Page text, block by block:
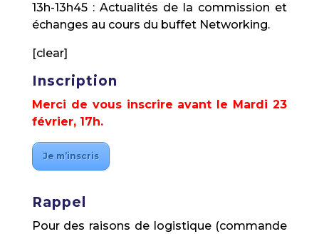
13h-13h45 : Actualités de la commission et
échanges au cours du buffet Networking.
[clear]
Inscription
Merci de vous inscrire avant le Mardi 23
février, 17h.
Je m’inscris
Rappel
Pour des raisons de logistique (commande